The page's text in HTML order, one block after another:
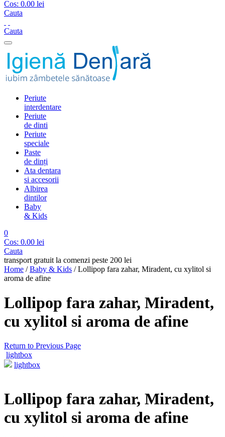
Cos: 0.00 lei
Cauta
Cauta
Periute
interdentare
Periute
de dinti
Periute
speciale
Paste
de dinți
Ata dentara
si accesorii
Albirea
dintilor
Baby
& Kids
0
Cos: 0.00 lei
Cauta
transport gratuit la comenzi peste 200 lei
Home / Baby & Kids /Lollipop fara zahar, Miradent, cu xylitol si
aroma de afine
Lollipop fara zahar, Miradent,
cu xylitol si aroma de afine
Return to Previous Page
lightbox
lightbox
Lollipop fara zahar, Miradent,
cu xylitol si aroma de afine